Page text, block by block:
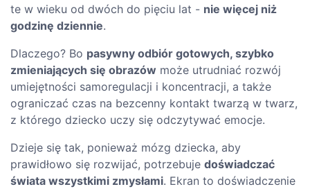
te w wieku od dwóch do pięciu lat - nie więcej niż
godzinę dziennie.
Dlaczego? Bo pasywny odbiór gotowych, szybko
zmieniających się obrazów może utrudniać rozwój
umiejętności samoregulacji i koncentracji, a także
ograniczać czas na bezcenny kontakt twarzą w twarz,
z którego dziecko uczy się odczytywać emocje.
Dzieje się tak, ponieważ mózg dziecka, aby
prawidłowo się rozwijać, potrzebuje doświadczać
świata wszystkimi zmysłami. Ekran to doświadczenie